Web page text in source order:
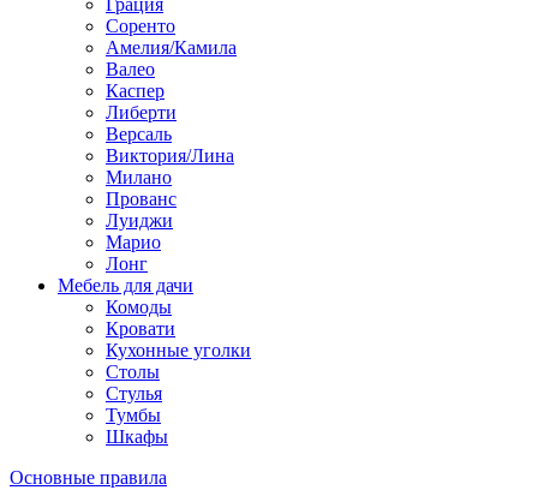
Грация
Соренто
Амелия/Камила
Валео
Каспер
Либерти
Версаль
Виктория/Лина
Милано
Прованс
Луиджи
Марио
Лонг
Мебель для дачи
Комоды
Кровати
Кухонные уголки
Столы
Стулья
Тумбы
Шкафы
Основные правила